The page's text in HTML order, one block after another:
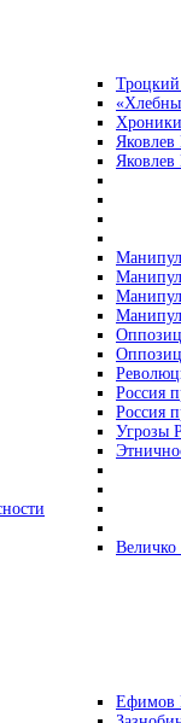
Россия
Россия
Угрозы
Ефимов